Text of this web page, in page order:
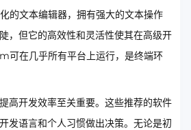
的文本编辑器，拥有强大的文本操作
，但它的高效性和灵活性使其在高级开
可在几乎所有平台上运行，是终端环
高开发效率至关重要。这些推荐的软件
发语言和个人习惯做出决策。无论是初